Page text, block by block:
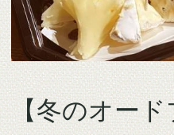
【冬のオー